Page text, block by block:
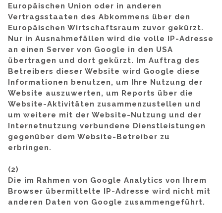
Europäischen Union oder in anderen
Vertragsstaaten des Abkommens über den
Europäischen Wirtschaftsraum zuvor gekürzt.
Nur in Ausnahmefällen wird die volle IP-Adresse
an einen Server von Google in den USA
übertragen und dort gekürzt. Im Auftrag des
Betreibers dieser Website wird Google diese
Informationen benutzen, um Ihre Nutzung der
Website auszuwerten, um Reports über die
Website-Aktivitäten zusammenzustellen und
um weitere mit der Website-Nutzung und der
Internetnutzung verbundene Dienstleistungen
gegenüber dem Website-Betreiber zu
erbringen.
(2)
Die im Rahmen von Google Analytics von Ihrem
Browser übermittelte IP-Adresse wird nicht mit
anderen Daten von Google zusammengeführt.